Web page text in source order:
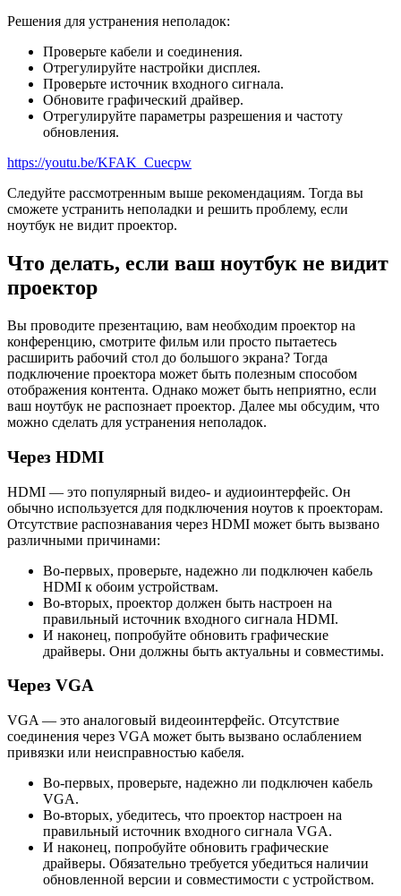
Решения для устранения неполадок:
Проверьте кабели и соединения.
Отрегулируйте настройки дисплея.
Проверьте источник входного сигнала.
Обновите графический драйвер.
Отрегулируйте параметры разрешения и частоту
обновления.
https://youtu.be/KFAK_Cuecpw
Следуйте рассмотренным выше рекомендациям. Тогда вы
сможете устранить неполадки и решить проблему, если
ноутбук не видит проектор.
Что делать, если ваш ноутбук не видит
проектор
Вы проводите презентацию, вам необходим проектор на
конференцию, смотрите фильм или просто пытаетесь
расширить рабочий стол до большого экрана? Тогда
подключение проектора может быть полезным способом
отображения контента. Однако может быть неприятно, если
ваш ноутбук не распознает проектор. Далее мы обсудим, что
можно сделать для устранения неполадок.
Через HDMI
HDMI — это популярный видео- и аудиоинтерфейс. Он
обычно используется для подключения ноутов к проекторам.
Отсутствие распознавания через HDMI может быть вызвано
различными причинами:
Во-первых, проверьте, надежно ли подключен кабель
HDMI к обоим устройствам.
Во-вторых, проектор должен быть настроен на
правильный источник входного сигнала HDMI.
И наконец, попробуйте обновить графические
драйверы. Они должны быть актуальны и совместимы.
Через VGA
VGA — это аналоговый видеоинтерфейс. Отсутствие
соединения через VGA может быть вызвано ослаблением
привязки или неисправностью кабеля.
Во-первых, проверьте, надежно ли подключен кабель
VGA.
Во-вторых, убедитесь, что проектор настроен на
правильный источник входного сигнала VGA.
И наконец, попробуйте обновить графические
драйверы. Обязательно требуется убедиться наличии
обновленной версии и совместимости с устройством.